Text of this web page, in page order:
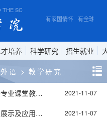
THE SCHOOL OF FOREIGN STUDIES,
有家国情怀 有全球视
培养 科学研究 招生就业
语 > 教学研究
第四教研室徐月圆老师举行音体美专业课堂教学经验分享会 2021-11-07
公外第二教研室举办智慧教学案例展示及应用培训会 2021-11-07